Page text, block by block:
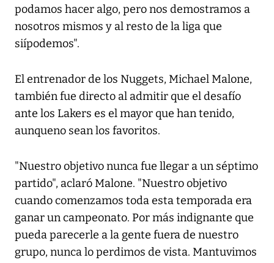
podamos hacer algo, pero nos demostramos a
nosotros mismos y al resto de la liga que
siípodemos".
El entrenador de los Nuggets, Michael Malone,
también fue directo al admitir que el desafío
ante los Lakers es el mayor que han tenido,
aunqueno sean los favoritos.
"Nuestro objetivo nunca fue llegar a un séptimo
partido", aclaró Malone. "Nuestro objetivo
cuando comenzamos toda esta temporada era
ganar un campeonato. Por más indignante que
pueda parecerle a la gente fuera de nuestro
grupo, nunca lo perdimos de vista. Mantuvimos